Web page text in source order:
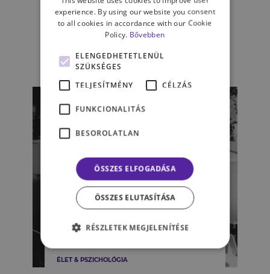
Mesterséges érzések és
digitális empátia – Az
Érzelem AI működése
PÁLFFY DOROTTYA, AZ MCC-MINDSET
PSZICHOLÓGIA ISKOLA HALLGATÓJA
ÉLET & PSZICHOLÓGIA
experience. By using our website you consent
to all cookies in accordance with our Cookie
Policy. Bővebben
ELENGEDHETETLENÜL
SZÜKSÉGES
TELJESÍTMÉNY
CÉLZÁS
FUNKCIONALITÁS
BESOROLATLAN
ÖSSZES ELFOGADÁSA
ÖSSZES ELUTASÍTÁSA
RÉSZLETEK MEGJELENÍTÉSE